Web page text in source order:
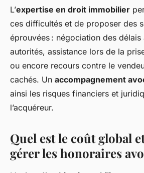
L’expertise en droit immobilier
ces difficultés et de proposer des
éprouvées : négociation des délais
autorités, assistance lors de la
ou encore recours contre le
cachés. Un accompagnement
ainsi les risques financiers et
l’acquéreur.
Quel est le coût global
gérer les honoraires